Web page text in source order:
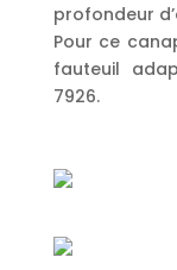
profondeur
Pour ce
fauteuil
7926.